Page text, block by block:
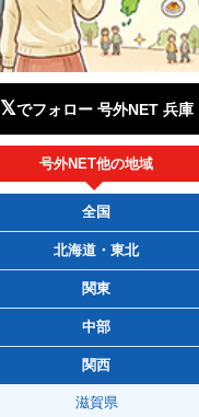
𝕏でフォロー 号外NET 兵庫
号外NET他の地域
全国
北海道・東北
関東
中部
関西
滋賀県